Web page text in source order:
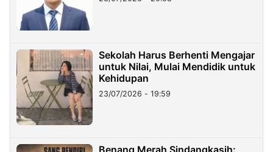
Sekolah Harus Berhenti Mengajar
untuk Nilai, Mulai Mendidik untuk
Kehidupan
23/07/2026 - 19:59